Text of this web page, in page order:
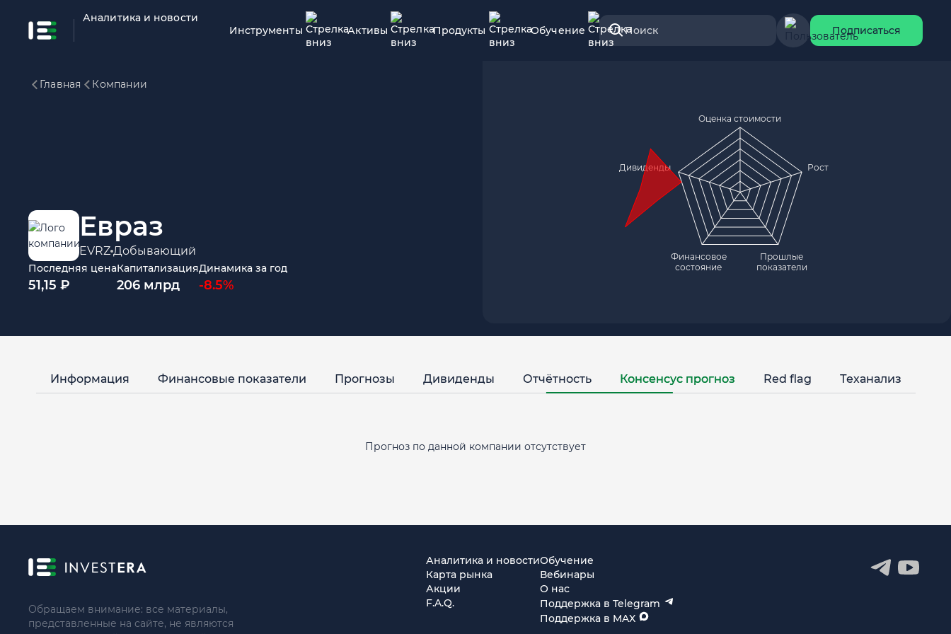
Аналитика и новости
Инструменты
Активы Продукты Обучение Поиск Подписаться
Главная Компании
Евраз
EVRZ Добывающий
Последняя цена
51,15 ₽
Капитализация
206 млрд
Динамика за год
-8.5%
Оценка стоимости
Рост
Прошлые
показатели
Финансовое
состояние
Дивиденды
Информация Финансовые показатели Прогнозы Дивиденды Отчётность Консенсус прогноз Red flag Теханализ
Прогноз по данной компании отсутствует
Обращаем внимание: все материалы,
представленные на сайте, не являются
Аналитика и новости
Карта рынка
Акции
F.A.Q.
Обучение
Вебинары
О нас
Поддержка в Telegram
Поддержка в MAX